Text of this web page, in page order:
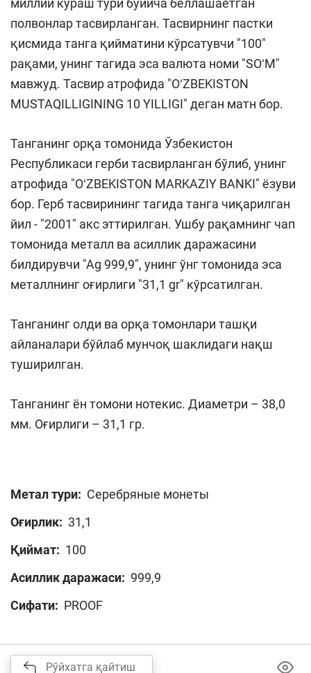
миллий кураш тури бўйича беллашаётган
полвонлар тасвирланган. Тасвирнинг пастки
қисмида танга қийматини кўрсатувчи "100"
рақами, унинг тагида эса валюта номи "SOʻM"
мавжуд. Тасвир атрофида "OʻZBEKISTON
MUSTAQILLIGINING 10 YILLIGI" деган матн бор.
Танганинг орқа томонида Ўзбекистон
Республикаси герби тасвирланган бўлиб, унинг
атрофида "OʻZBEKISTON MARKAZIY BANKI" ёзуви
бор. Герб тасвирининг тагида танга чиқарилган
йил - "2001" акс эттирилган. Ушбу рақамнинг чап
томонида металл ва асиллик даражасини
билдирувчи "Аg 999,9", унинг ўнг томонида эса
металлнинг оғирлиги "31,1 gr" кўрсатилган.
Танганинг олди ва орқа томонлари ташқи
айланалари бўйлаб мунчоқ шаклидаги нақш
туширилган.
Танганинг ён томони нотекис. Диаметри – 38,0
мм. Оғирлиги – 31,1 гр.
Метал тури: Серебряные монеты
Оғирлик: 31,1
Қиймат: 100
Асиллик даражаси: 999,9
Сифати: PROOF
Рўйхатга қайтиш